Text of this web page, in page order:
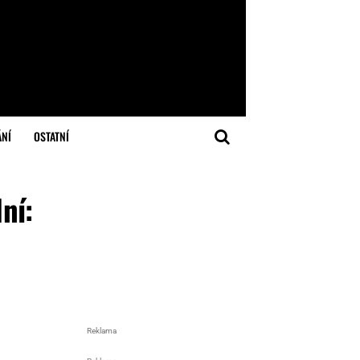
OSTATNÍ
Reklama